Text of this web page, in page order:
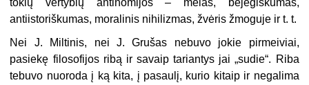
antiistoriškumas, moralinis nihilizmas, žvėris žmoguje ir t. t.
Nei J. Miltinis, nei J. Grušas nebuvo jokie pirmeiviai,
pasiekę filosofi­jos ribą ir savaip tariantys jai „sudie“. Riba
tebuvo nuoroda į ką kita, į pasaulį, kurio kitaip ir negalima